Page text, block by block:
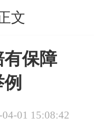
文
保障
04-01 15:08:42